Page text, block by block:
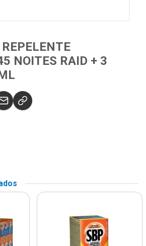
NOITES RAID + 3